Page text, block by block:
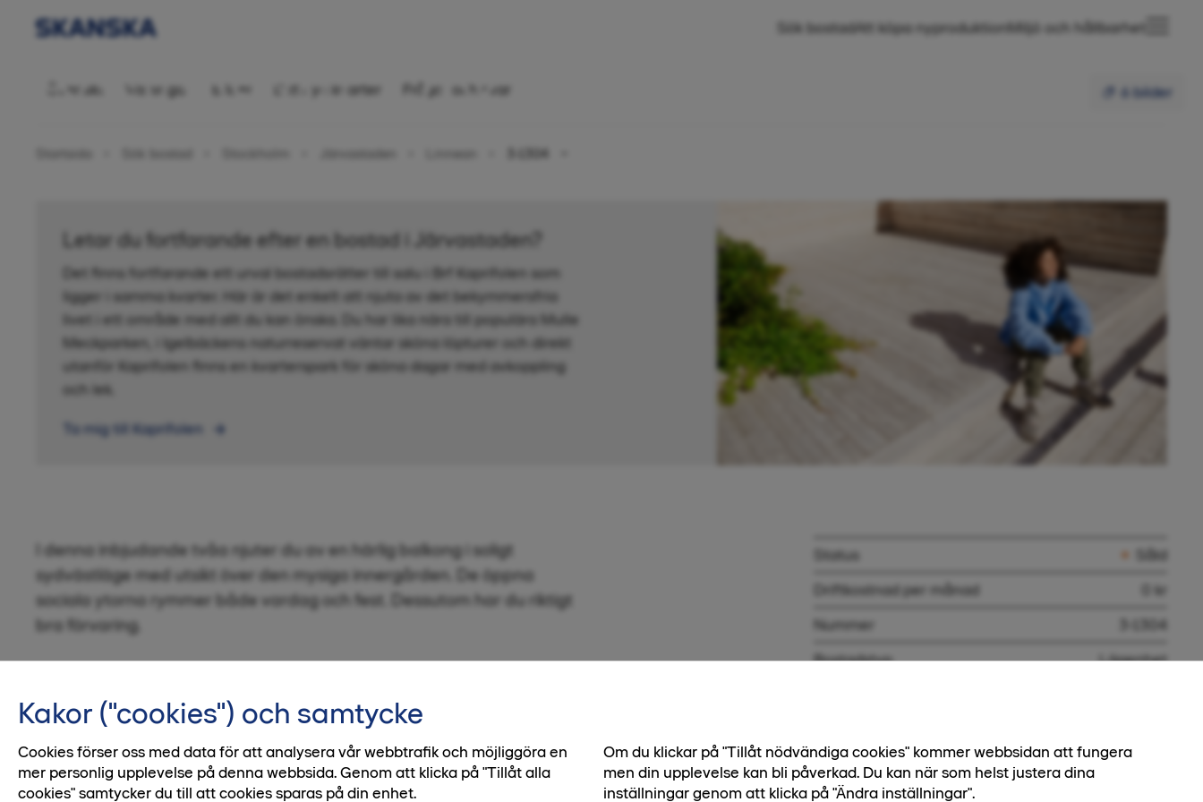
Sök bostadAtt köpa nyproduktionMiljö och hållbarhet
6 bilder
Bostadsrätt 2 rok, 46 kvm
Översikt Visningar Bilder Ditt nya kvarter Frågor och svar
Järvastaden Linnean 3-1304
Letar du fortfarande efter en bostad i Järvastaden?
Det finns fortfarande ett urval bostadsrätter till salu i Brf Kaprifolen som
ligger i samma kvarter. Här är det enkelt att njuta av det bekymmersfria
livet i ett område med allt du kan önska. Du har lika nära till populära Mulle
Meckparken, i Igelbäckens naturreservat väntar sköna löpturer och direkt
utanför Kaprifolen finns en kvarterspark för sköna dagar med avkoppling
och lek.
Ta mig till Kaprifolen
I denna inbjudande tvåa njuter du av en härlig balkong i soligt
sydvästläge med utsikt över den mysiga innergården. De öppna
sociala ytorna rymmer både vardag och fest. Dessutom har du riktigt
bra förvaring.
1 / 2
Status
Såld
Driftkostnad per månad
0 kr
Nummer
3-1304
Bostadstyp
Lägenhet
Boarea
Kakor ("cookies") och samtycke
Cookies förser oss med data för att analysera vår webbtrafik och möjliggöra en
mer personlig upplevelse på denna webbsida. Genom att klicka på "Tillåt alla
cookies" samtycker du till att cookies sparas på din enhet.
Om du klickar på "Tillåt nödvändiga cookies" kommer webbsidan att fungera
men din upplevelse kan bli påverkad. Du kan när som helst justera dina
inställningar genom att klicka på "Ändra inställningar".